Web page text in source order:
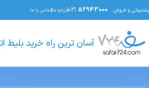
پشتیبانی و فروش 021 52943000 درباره ماتماس با ما
آسان ترین راه خرید بلیط